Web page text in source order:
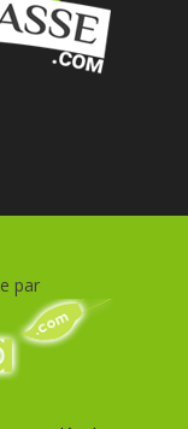
par